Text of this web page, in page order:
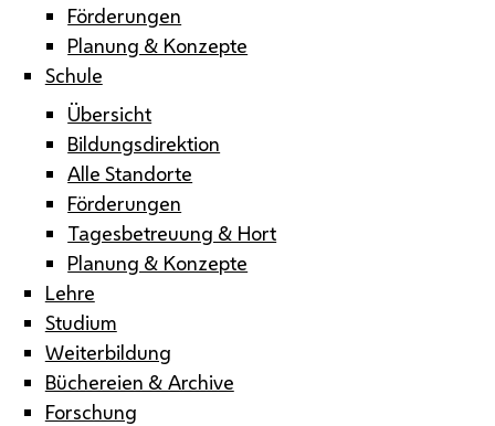
Förderungen
Planung & Konzepte
Schule
Übersicht
Bildungsdirektion
Alle Standorte
Förderungen
Tagesbetreuung & Hort
Planung & Konzepte
Lehre
Studium
Weiterbildung
Büchereien & Archive
Forschung